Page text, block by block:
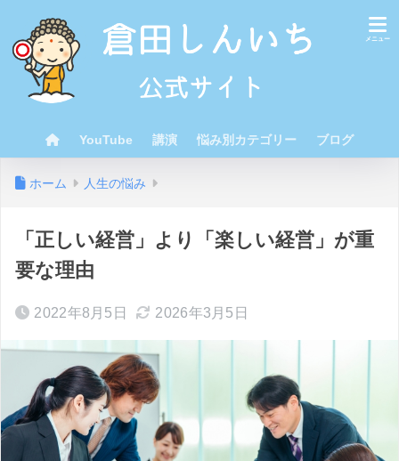
YouTube 講演 悩み別カテゴリー ブログ
ホーム 人生の悩み
「正しい経営」より「楽しい経営」が重
要な理由
2022年8月5日 2026年3月5日